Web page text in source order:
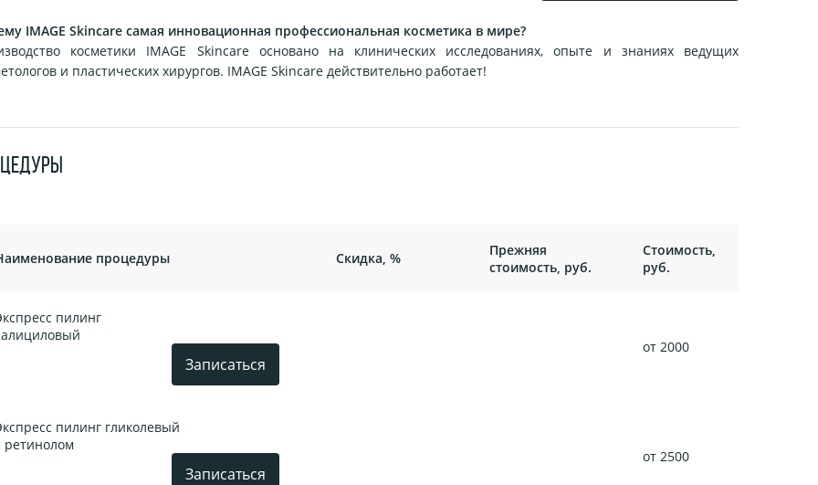
IMAGE Skincare самая инновационная профессиональная косметика в мире?
косметики IMAGE Skincare основано на клинических исследованиях, опыте и знаниях ведущих
и пластических хирургов. IMAGE Skincare действительно работает!
процедуры Скидка, %
Прежняя
стоимость, руб.
Стоимость,
руб.
пилинг
Записаться
от 2000
пилинг гликолевый
ретинолом
Записаться
от 2500